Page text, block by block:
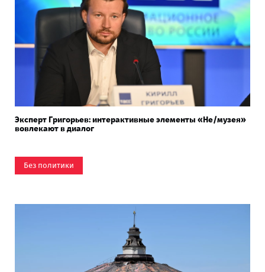
Эксперт Григорьев: интерактивные элементы «Не/музея»
вовлекают в диалог
Без политики